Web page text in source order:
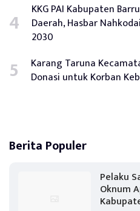
KKG PAI Kabupaten
Daerah, Hasbar
2030
Karang Taruna
Donasi untuk Korban
Berita Populer
Pelaku
Oknum